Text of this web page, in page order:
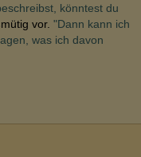
könntest du
vor. "Dann kann ich
was ich davon